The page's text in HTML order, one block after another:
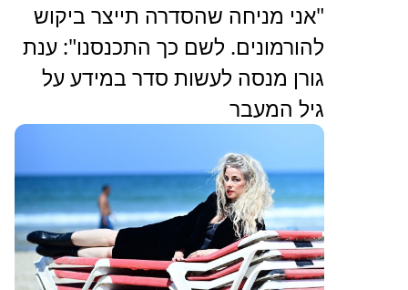
‏"אני מניחה שהסדרה תייצר ביקוש
להורמונים. לשם כך התכנסנו": ענת
גורן מנסה לעשות סדר במידע על
גיל המעבר